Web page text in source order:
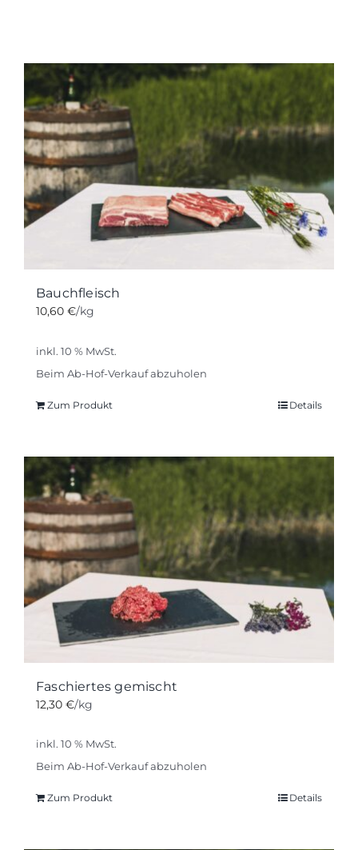
Bauchfleisch
10,60 €/kg
inkl. 10 % MwSt.
Beim Ab-Hof-Verkauf abzuholen
Zum Produkt Details
Faschiertes gemischt
12,30 €/kg
inkl. 10 % MwSt.
Beim Ab-Hof-Verkauf abzuholen
Zum Produkt Details